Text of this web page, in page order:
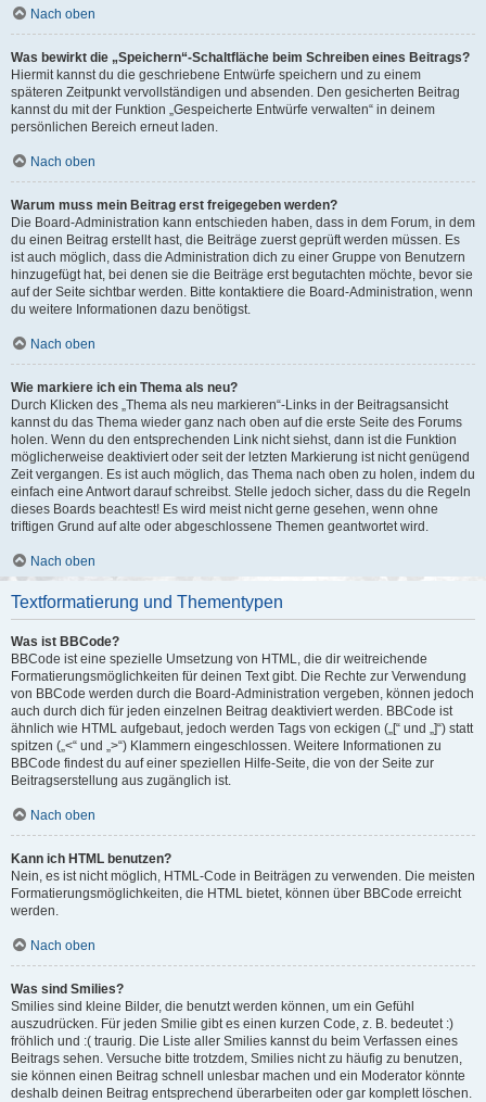
Nach oben
Was bewirkt die „Speichern“-Schaltfläche beim Schreiben eines Beitrags?
Hiermit kannst du die geschriebene Entwürfe speichern und zu einem
späteren Zeitpunkt vervollständigen und absenden. Den gesicherten Beitrag
kannst du mit der Funktion „Gespeicherte Entwürfe verwalten“ in deinem
persönlichen Bereich erneut laden.
Nach oben
Warum muss mein Beitrag erst freigegeben werden?
Die Board-Administration kann entschieden haben, dass in dem Forum, in dem
du einen Beitrag erstellt hast, die Beiträge zuerst geprüft werden müssen. Es
ist auch möglich, dass die Administration dich zu einer Gruppe von Benutzern
hinzugefügt hat, bei denen sie die Beiträge erst begutachten möchte, bevor sie
auf der Seite sichtbar werden. Bitte kontaktiere die Board-Administration, wenn
du weitere Informationen dazu benötigst.
Nach oben
Wie markiere ich ein Thema als neu?
Durch Klicken des „Thema als neu markieren“-Links in der Beitragsansicht
kannst du das Thema wieder ganz nach oben auf die erste Seite des Forums
holen. Wenn du den entsprechenden Link nicht siehst, dann ist die Funktion
möglicherweise deaktiviert oder seit der letzten Markierung ist nicht genügend
Zeit vergangen. Es ist auch möglich, das Thema nach oben zu holen, indem du
einfach eine Antwort darauf schreibst. Stelle jedoch sicher, dass du die Regeln
dieses Boards beachtest! Es wird meist nicht gerne gesehen, wenn ohne
triftigen Grund auf alte oder abgeschlossene Themen geantwortet wird.
Nach oben
Textformatierung und Thementypen
Was ist BBCode?
BBCode ist eine spezielle Umsetzung von HTML, die dir weitreichende
Formatierungsmöglichkeiten für deinen Text gibt. Die Rechte zur Verwendung
von BBCode werden durch die Board-Administration vergeben, können jedoch
auch durch dich für jeden einzelnen Beitrag deaktiviert werden. BBCode ist
ähnlich wie HTML aufgebaut, jedoch werden Tags von eckigen („[“ und „]“) statt
spitzen („<“ und „>“) Klammern eingeschlossen. Weitere Informationen zu
BBCode findest du auf einer speziellen Hilfe-Seite, die von der Seite zur
Beitragserstellung aus zugänglich ist.
Nach oben
Kann ich HTML benutzen?
Nein, es ist nicht möglich, HTML-Code in Beiträgen zu verwenden. Die meisten
Formatierungsmöglichkeiten, die HTML bietet, können über BBCode erreicht
werden.
Nach oben
Was sind Smilies?
Smilies sind kleine Bilder, die benutzt werden können, um ein Gefühl
auszudrücken. Für jeden Smilie gibt es einen kurzen Code, z. B. bedeutet :)
fröhlich und :( traurig. Die Liste aller Smilies kannst du beim Verfassen eines
Beitrags sehen. Versuche bitte trotzdem, Smilies nicht zu häufig zu benutzen,
sie können einen Beitrag schnell unlesbar machen und ein Moderator könnte
deshalb deinen Beitrag entsprechend überarbeiten oder gar komplett löschen.